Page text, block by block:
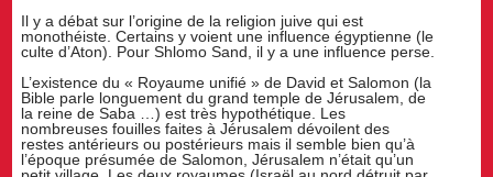
Il y a débat sur l’origine de la religion juive qui est
monothéiste. Certains y voient une influence égyptienne (le
culte d’Aton). Pour Shlomo Sand, il y a une influence perse.
L’existence du « Royaume unifié » de David et Salomon (la
Bible parle longuement du grand temple de Jérusalem, de
la reine de Saba …) est très hypothétique. Les
nombreuses fouilles faites à Jérusalem dévoilent des
restes antérieurs ou postérieurs mais il semble bien qu’à
l’époque présumée de Salomon, Jérusalem n’était qu’un